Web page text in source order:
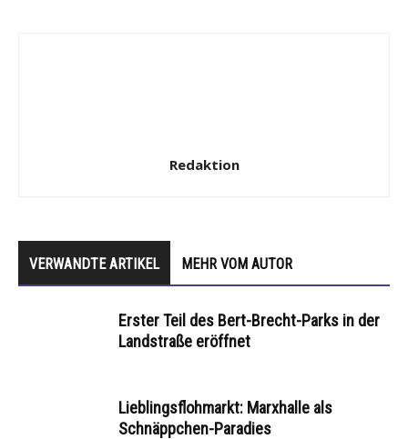
Redaktion
VERWANDTE ARTIKEL MEHR VOM AUTOR
Erster Teil des Bert-Brecht-Parks in der
Landstraße eröffnet
Lieblingsflohmarkt: Marxhalle als
Schnäppchen-Paradies